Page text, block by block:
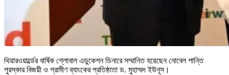
থিয়ারওয়ার্ল্ডের বার্ষিক গ্লোবাল এডুকেশন ডিনারে সম্মানিত হয়েছেন নোবেল শান্তি
পুরস্কার বিজয়ী ও গ্রামীণ ব্যাংকের প্রতিষ্ঠাতা ড. মুহাম্মদ ইউনূস।